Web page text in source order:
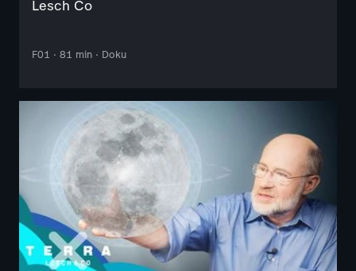
Lesch Co
F01 · 81 min · Doku